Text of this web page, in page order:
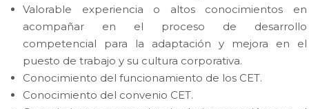
Valorable experiencia o altos conocimientos en
acompañar en el proceso de desarrollo
competencial para la adaptación y mejora en el
puesto de trabajo y su cultura corporativa.
Conocimiento del funcionamiento de los CET.
Conocimiento del convenio CET.